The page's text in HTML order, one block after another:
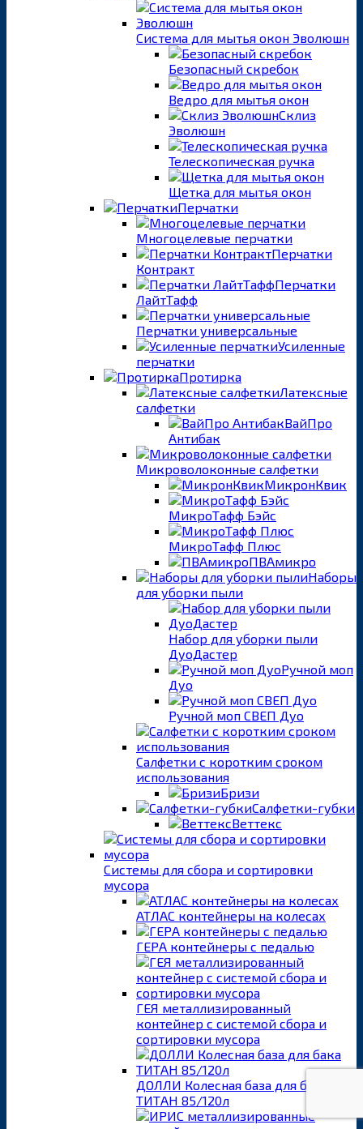
Система для мытья окон Эволюшн
Безопасный скребок
Ведро для мытья окон
Склиз
Эволюшн
Телескопическая ручка
Щетка для мытья окон
Перчатки
Многоцелевые перчатки
Перчатки
Контракт
Перчатки
ЛайтТафф
Перчатки универсальные
Усиленные
перчатки
Протирка
Латексные
салфетки
ВайПро
Антибак
Микроволоконные салфетки
МикронКвик
МикроТафф Бэйс
МикроТафф Плюс
ПВАмикро
Наборы
для уборки пыли
Набор для уборки пыли
ДуоДастер
Ручной моп
Дуо
Ручной моп СВЕП Дуо
Салфетки с коротким сроком
использования
Бризи
Салфетки-губки
Веттекс
Системы для сбора и сортировки
мусора
АТЛАС контейнеры на колесах
ГЕРА контейнеры с педалью
ГЕЯ металлизированный
контейнер с системой сбора и
сортировки мусора
ДОЛЛИ Колесная база для бака
ТИТАН 85/120л